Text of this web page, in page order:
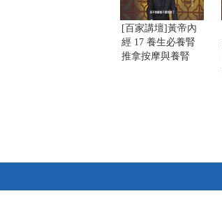
[百家講壇]黃帝內
經 17 養生必養腎
推拿按摩與養腎